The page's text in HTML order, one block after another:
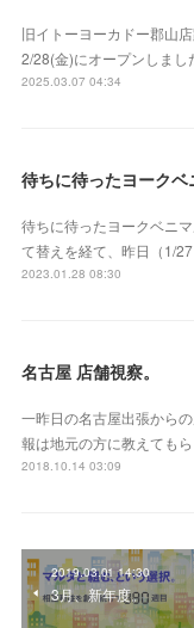
旧イトーヨーカドー郡山
2/28(金)にオープンしまし
2025.03.07 04:34
待ちに待ったヨーク
待ちに待ったヨークベニ
て替えを経て、昨日（1/
2023.01.28 08:30
名古屋 店舗視察。
一昨日の名古屋出張から
報は地元の方に教えても
2018.10.14 03:09
2019.03.01 14:30
3月、新年度。